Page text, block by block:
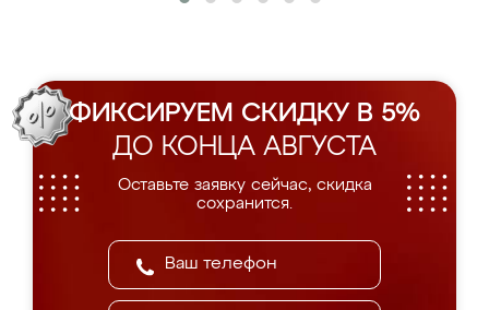
ФИКСИРУЕМ СКИДКУ В 5%
ДО КОНЦА АВГУСТА
Оставьте заявку сейчас, скидка
сохранится.